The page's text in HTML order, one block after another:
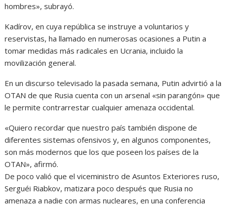
hombres», subrayó.
Kadírov, en cuya república se instruye a voluntarios y
reservistas, ha llamado en numerosas ocasiones a Putin a
tomar medidas más radicales en Ucrania, incluido la
movilización general.
En un discurso televisado la pasada semana, Putin advirtió a la
OTAN de que Rusia cuenta con un arsenal «sin parangón» que
le permite contrarrestar cualquier amenaza occidental.
«Quiero recordar que nuestro país también dispone de
diferentes sistemas ofensivos y, en algunos componentes,
son más modernos que los que poseen los países de la
OTAN», afirmó.
De poco valió que el viceministro de Asuntos Exteriores ruso,
Serguéi Riabkov, matizara poco después que Rusia no
amenaza a nadie con armas nucleares, en una conferencia